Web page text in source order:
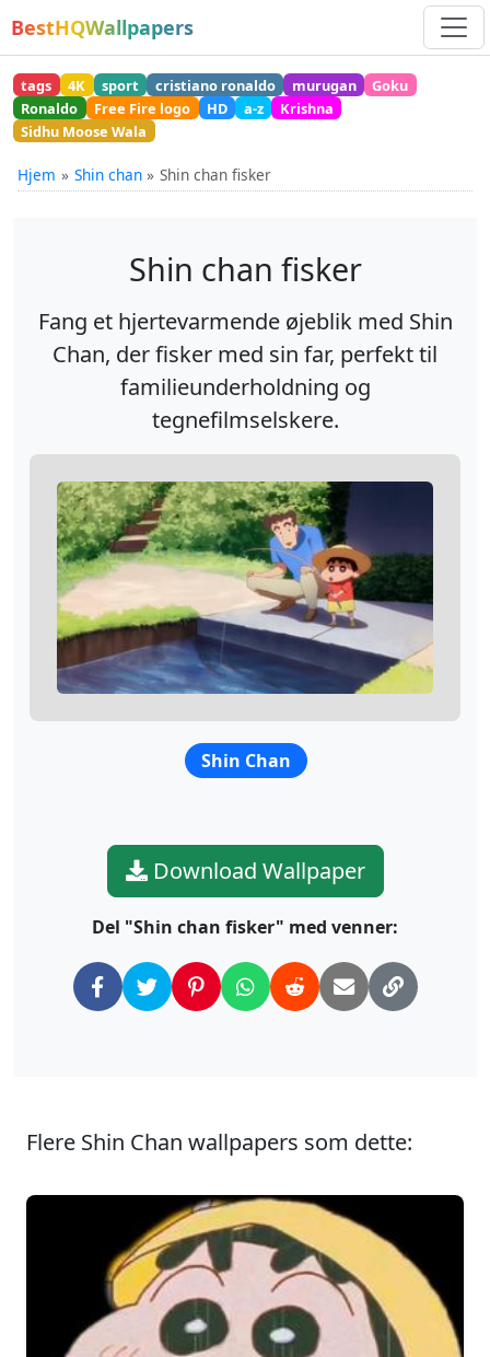
BestHQWallpapers
tags 4K sport cristiano ronaldo murugan
Goku
Ronaldo
Free Fire logo HD a-z
Krishna
Sidhu Moose Wala
Hjem Shin chan Shin chan fisker
Shin chan fisker
Fang et hjertevarmende øjeblik med Shin
Chan, der fisker med sin far, perfekt til
familieunderholdning og
tegnefilmselskere.
Shin Chan
Download Wallpaper
Del "Shin chan fisker" med venner:
Flere Shin Chan wallpapers som dette: